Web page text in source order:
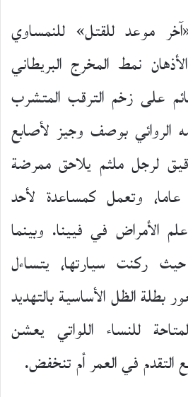
موعد للقتل» للنمساوي
نمط المخرج البريطاني
على زخم الترقب المتشرب
الروائي بوصف وجيز لأصابع
لرجل ملثم يلاحق ممرضة
وتعمل كمساعدة لأحد
الأمراض في فيينا. وبينما
ركنت سيارتها، يتساءل
الظل الأساسية بالتهديد
للنساء اللواتي يعشن
التقدم في العمر أم تنخفض.